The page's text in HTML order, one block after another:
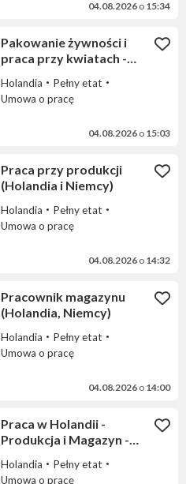
04.08.2026 o 15:34
Pakowanie żywności i
praca przy kwiatach -
Holandia
Pełny etat
Umowa o pracę
04.08.2026 o 15:03
Praca przy produkcji
(Holandia i Niemcy)
Holandia
Pełny etat
Umowa o pracę
04.08.2026 o 14:32
Pracownik magazynu
(Holandia, Niemcy)
Holandia
Pełny etat
Umowa o pracę
04.08.2026 o 14:00
Praca w Holandii -
Produkcja i Magazyn -
Holandia
Pełny etat
Umowa o pracę